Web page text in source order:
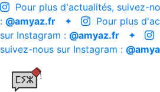
Pour plus d'actualités, suivez-
: @amyaz.fr ✦
Pour plus
sur Instagram : @amyaz.fr ✦
suivez-nous sur Instagram :